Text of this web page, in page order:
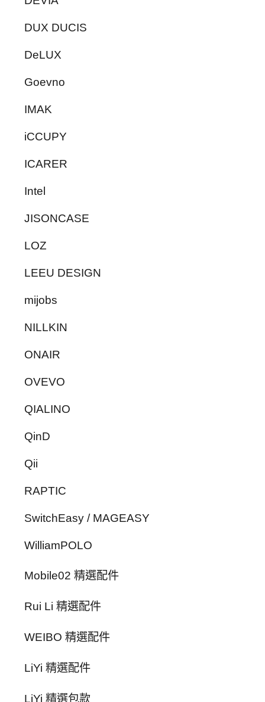
DUX DUCIS
DeLUX
Goevno
IMAK
iCCUPY
ICARER
Intel
JISONCASE
LOZ
LEEU DESIGN
mijobs
NILLKIN
ONAIR
OVEVO
QIALINO
QinD
Qii
RAPTIC
SwitchEasy / MAGEASY
WilliamPOLO
Mobile02 精選配件
Rui Li 精選配件
WEIBO 精選配件
LiYi 精選配件
LiYi 精選包款